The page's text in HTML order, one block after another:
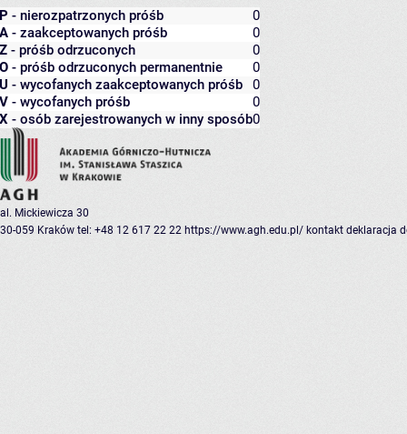
P - nierozpatrzonych próśb
0
A - zaakceptowanych próśb
0
Z - próśb odrzuconych
0
O - próśb odrzuconych permanentnie
0
U - wycofanych zaakceptowanych próśb
0
V - wycofanych próśb
0
X - osób zarejestrowanych w inny sposób0
al. Mickiewicza 30
30-059 Kraków tel: +48 12 617 22 22 https://www.agh.edu.pl/ kontakt deklaracja